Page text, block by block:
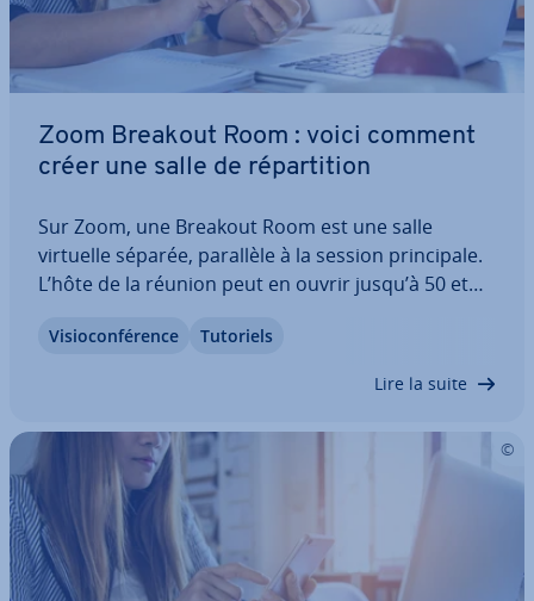
Zoom Breakout Room : voici comment
créer une salle de ré­par­ti­tion
Sur Zoom, une Breakout Room est une salle
virtuelle séparée, parallèle à la session prin­ci­pale.
L’hôte de la réunion peut en ouvrir jusqu’à 50 et
dans les salles de ré­par­ti­tion. Cette option est
Vi­sio­con­fé­rence Tutoriels
Lire la suite